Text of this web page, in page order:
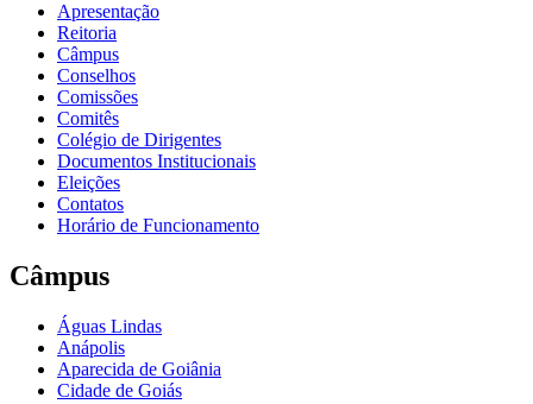
Apresentação
Reitoria
Câmpus
Conselhos
Comissões
Comitês
Colégio de Dirigentes
Documentos Institucionais
Eleições
Contatos
Horário de Funcionamento
Câmpus
Águas Lindas
Anápolis
Aparecida de Goiânia
Cidade de Goiás